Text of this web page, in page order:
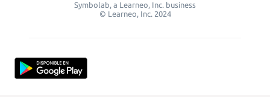
Symbolab, a Learneo, Inc. business
© Learneo, Inc. 2024